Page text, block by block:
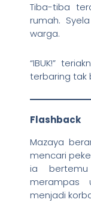
Tiba-tiba
rumah.
warga.
“IBUK!”
terbaring tak
Flashback
Mazaya
mencari
ia
merampas
menjadi